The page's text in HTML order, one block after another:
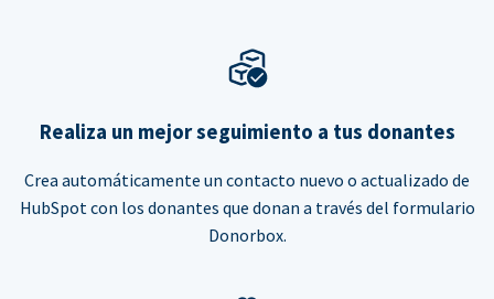
Realiza un mejor seguimiento a tus donantes
Crea automáticamente un contacto nuevo o actualizado de
HubSpot con los donantes que donan a través del formulario
Donorbox.